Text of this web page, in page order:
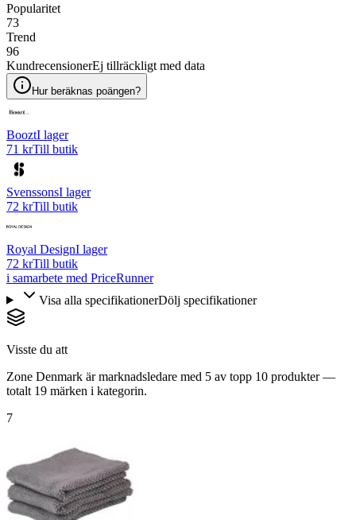
Popularitet
73
Trend
96
KundrecensionerEj tillräckligt med data
Hur beräknas poängen?
BooztI lager
71 krTill butik
SvenssonsI lager
72 krTill butik
Royal DesignI lager
72 krTill butik
i samarbete med PriceRunner
Visa alla specifikationerDölj specifikationer
Visste du att
Zone Denmark är marknadsledare med 5 av topp 10 produkter —
totalt 19 märken i kategorin.
7